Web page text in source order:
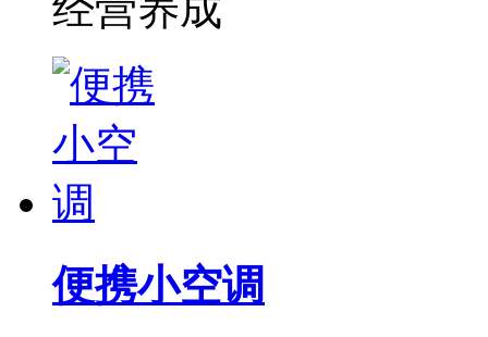
经营养成
便携小空调